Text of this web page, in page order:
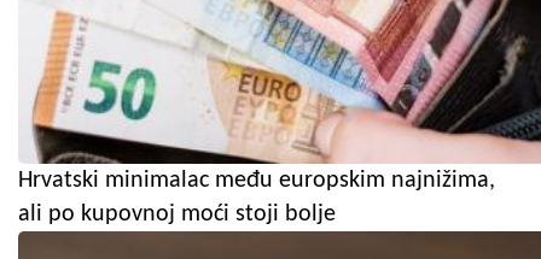
Hrvatski minimalac među europskim najnižima,
ali po kupovnoj moći stoji bolje